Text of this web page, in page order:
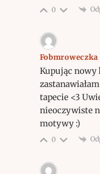
0
Fobmroweczka
Kupując
tapecie <3
nieoczywiste
motywy :)
0